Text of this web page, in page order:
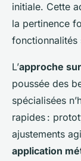
initiale. Cette
la pertinence
fonctionnalités
L’approche
poussée des
spécialisées
rapides :
ajustements
application